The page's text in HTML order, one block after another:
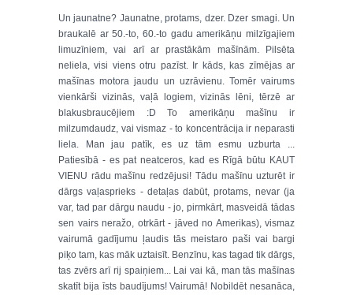
Un jaunatne? Jaunatne, protams, dzer. Dzer smagi. Un
braukalē ar 50.-to, 60.-to gadu amerikāņu milzīgajiem
limuzīniem, vai arī ar prastākām mašīnām. Pilsēta
neliela, visi viens otru pazīst. Ir kāds, kas zīmējas ar
mašīnas motora jaudu un uzrāvienu. Tomēr vairums
vienkārši vizinās, vaļā logiem, vizinās lēni, tērzē ar
blakusbraucējiem :D To amerikāņu mašīnu ir
milzumdaudz, vai vismaz - to koncentrācija ir neparasti
liela. Man jau patīk, es uz tām esmu uzburta ...
Patiesībā - es pat neatceros, kad es Rīgā būtu KAUT
VIENU rādu mašīnu redzējusi! Tādu mašīnu uzturēt ir
dārgs vaļasprieks - detaļas dabūt, protams, nevar (ja
var, tad par dārgu naudu - jo, pirmkārt, masveidā tādas
sen vairs neražo, otrkārt - jāved no Amerikas), vismaz
vairumā gadījumu ļaudis tās meistaro paši vai bargi
piķo tam, kas māk uztaisīt. Benzīnu, kas tagad tik dārgs,
tas zvērs arī rij spaiņiem... Lai vai kā, man tās mašīnas
skatīt bija īsts baudījums! Vairumā! Nobildēt nesanāca,